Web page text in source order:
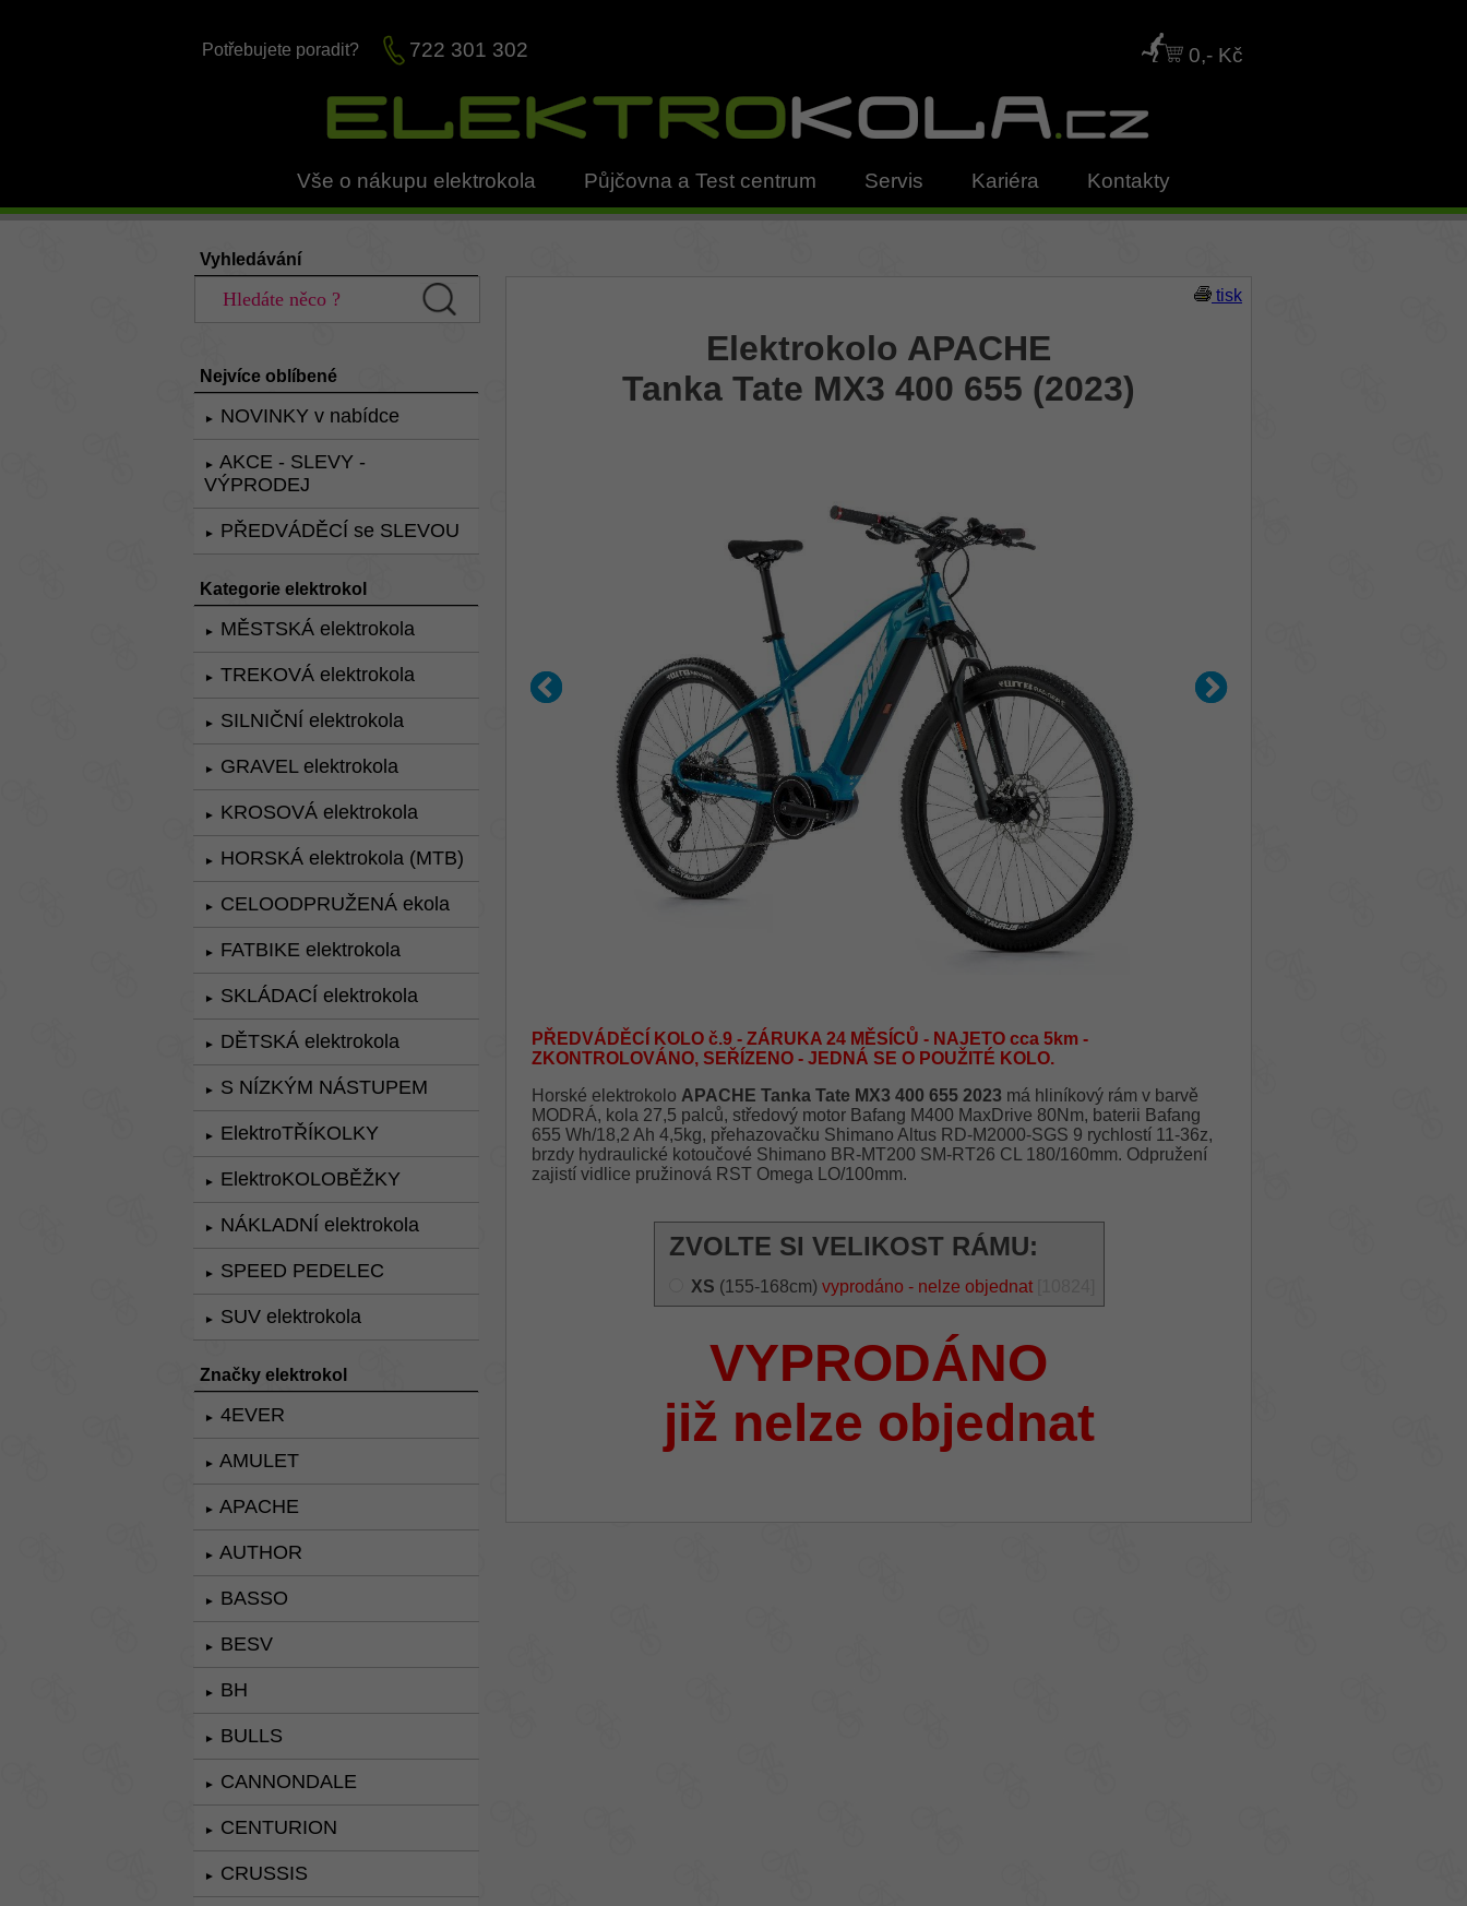
Potřebujete poradit? 722 301 302 0,- Kč
Vše o nákupu elektrokola Půjčovna a Test centrum Servis Kariéra Kontakty
Vyhledávání
Nejvíce oblíbené
► NOVINKY v nabídce
►
AKCE - SLEVY -
VÝPRODEJ
► PŘEDVÁDĚCÍ se SLEVOU
Kategorie elektrokol
► MĚSTSKÁ elektrokola
► TREKOVÁ elektrokola
► SILNIČNÍ elektrokola
► GRAVEL elektrokola
► KROSOVÁ elektrokola
► HORSKÁ elektrokola (MTB)
► CELOODPRUŽENÁ ekola
► FATBIKE elektrokola
► SKLÁDACÍ elektrokola
► DĚTSKÁ elektrokola
► S NÍZKÝM NÁSTUPEM
► ElektroTŘÍKOLKY
► ElektroKOLOBĚŽKY
► NÁKLADNÍ elektrokola
► SPEED PEDELEC
► SUV elektrokola
Značky elektrokol
► 4EVER
► AMULET
► APACHE
► AUTHOR
► BASSO
► BESV
► BH
► BULLS
► CANNONDALE
► CENTURION
► CRUSSIS
tisk
Elektrokolo APACHE
Tanka Tate MX3 400 655 (2023)
PŘEDVÁDĚCÍ KOLO č.9 - ZÁRUKA 24 MĚSÍCŮ - NAJETO cca 5km -
ZKONTROLOVÁNO, SEŘÍZENO - JEDNÁ SE O POUŽITÉ KOLO.
Horské elektrokolo APACHE Tanka Tate MX3 400 655 2023 má hliníkový rám v barvě
MODRÁ, kola 27,5 palců, středový motor Bafang M400 MaxDrive 80Nm, baterii Bafang
655 Wh/18,2 Ah 4,5kg, přehazovačku Shimano Altus RD-M2000-SGS 9 rychlostí 11-36z,
brzdy hydraulické kotoučové Shimano BR-MT200 SM-RT26 CL 180/160mm. Odpružení
zajistí vidlice pružinová RST Omega LO/100mm.
ZVOLTE SI VELIKOST RÁMU:
XS (155-168cm) vyprodáno - nelze objednat
VYPRODÁNO
již nelze objednat